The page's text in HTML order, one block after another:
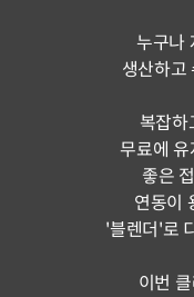
누구나
생산하고
복잡하
무료에
좋은
연동이
'블렌더'로
이번